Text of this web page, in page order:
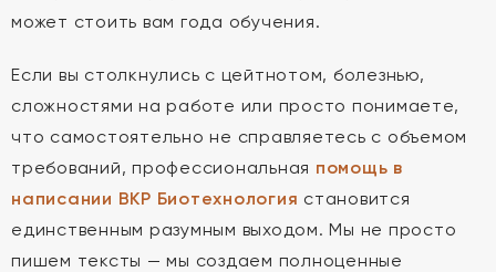
может стоить вам года обучения.
Если вы столкнулись с цейтнотом, болезнью,
сложностями на работе или просто понимаете,
что самостоятельно не справляетесь с объемом
требований, профессиональная помощь в
написании ВКР Биотехнология становится
единственным разумным выходом. Мы не просто
пишем тексты — мы создаем полноценные